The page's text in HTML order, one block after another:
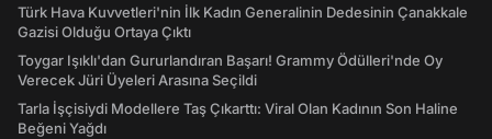
Türk Hava Kuvvetleri'nin İlk Kadın Generalinin Dedesinin Çanakkale
Gazisi Olduğu Ortaya Çıktı
Toygar Işıklı'dan Gururlandıran Başarı! Grammy Ödülleri'nde Oy
Verecek Jüri Üyeleri Arasına Seçildi
Tarla İşçisiydi Modellere Taş Çıkarttı: Viral Olan Kadının Son Haline
Beğeni Yağdı